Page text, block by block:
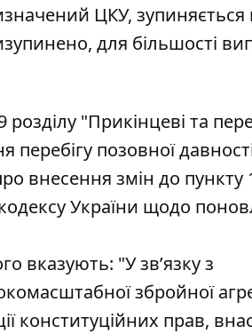
ЦКУ, зупиняється
для більшості
"Прикінцеві та
позовної
внесення змін до пункту
України щодо
вказують: "У зв’язку з
збройної
конституційних прав,